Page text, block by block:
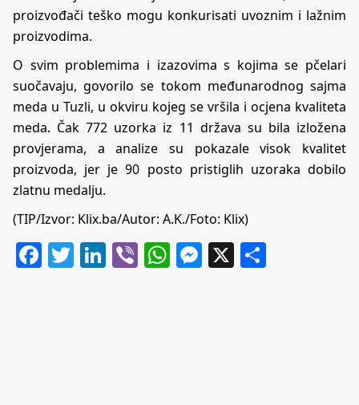
proizvođači teško mogu konkurisati uvoznim i lažnim
proizvodima.
O svim problemima i izazovima s kojima se pčelari
suočavaju, govorilo se tokom međunarodnog sajma
meda u Tuzli, u okviru kojeg se vršila i ocjena kvaliteta
meda. Čak 772 uzorka iz 11 država su bila izložena
provjerama, a analize su pokazale visok kvalitet
proizvoda, jer je 90 posto pristiglih uzoraka dobilo
zlatnu medalju.
(TIP/Izvor: Klix.ba/Autor: A.K./Foto: Klix)
Facebook
Twitter
LinkedIn
ViberWhatsApp
Messenger
X